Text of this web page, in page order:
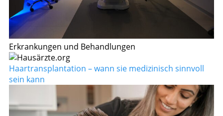
Erkrankungen und Behandlungen
Haartransplantation – wann sie medizinisch sinnvoll
sein kann